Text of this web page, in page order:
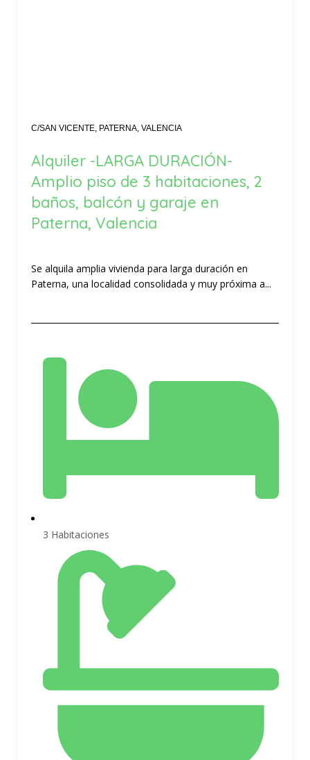
C/SAN VICENTE, PATERNA, VALENCIA
Alquiler -LARGA DURACIÓN-
Amplio piso de 3 habitaciones, 2
baños, balcón y garaje en
Paterna, Valencia
Se alquila amplia vivienda para larga duración en
Paterna, una localidad consolidada y muy próxima a...
3 Habitaciones